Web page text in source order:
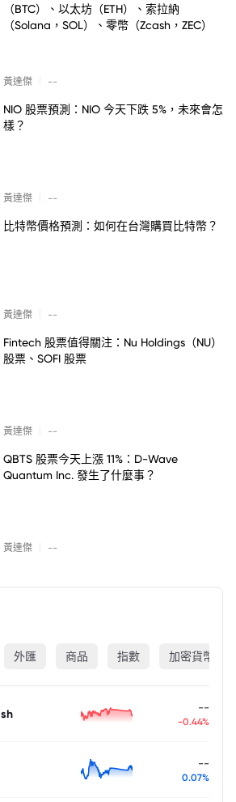
（BTC）、以太坊（ETH）、索拉納
（Solana，SOL）、零幣（Zcash，ZEC）
黃達傑 --
NIO 股票預測：NIO 今天下跌 5%，未來會怎
樣？
黃達傑 --
比特幣價格預測：如何在台灣購買比特幣？
黃達傑 --
Fintech 股票值得關注：Nu Holdings（NU）
股票、SOFI 股票
黃達傑 --
QBTS 股票今天上漲 11%：D-Wave
Quantum Inc. 發生了什麼事？
黃達傑 --
外匯 商品 指數 加密貨幣
--
-0.44%
--
0.07%